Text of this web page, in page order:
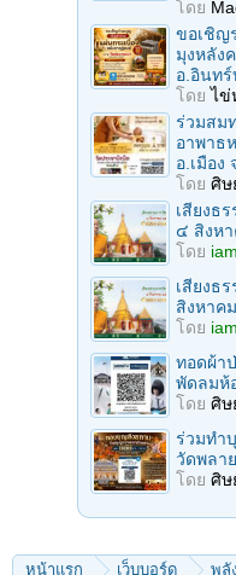
โดย
ขอเชิญ
มุงหลัง
อ.อินทร์
โดยไข่
ร่วมสม
อาพาธ
อ.เมือง
โดย ศิษ
เสียงธ
๔ สิงห
โดย
เสียงธ
สิงหาค
โดย
ทอดผ้า
พัดลมห้
โดย ศิษ
ร่วมทํา
วัดพลา
โดย ศิษ
หน้าแรก เว็บบอร์ด พลั